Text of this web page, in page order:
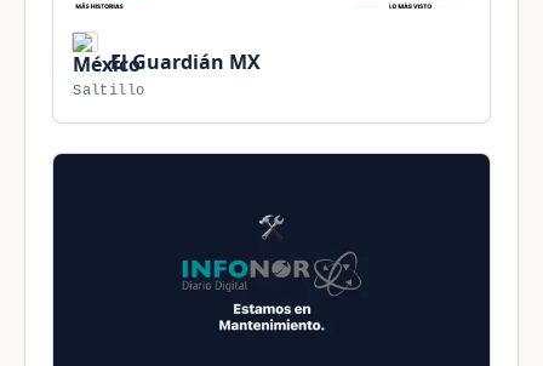
El Guardián MX
Saltillo